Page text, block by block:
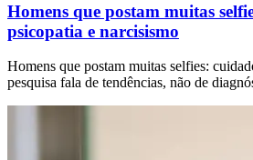
Homens que postam muitas
psicopatia e narcisismo
Homens que postam muitas selfies:
pesquisa fala de tendências, não de